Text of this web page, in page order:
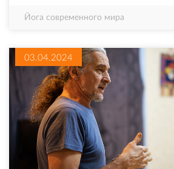
Йога современного мира
03.04.2024